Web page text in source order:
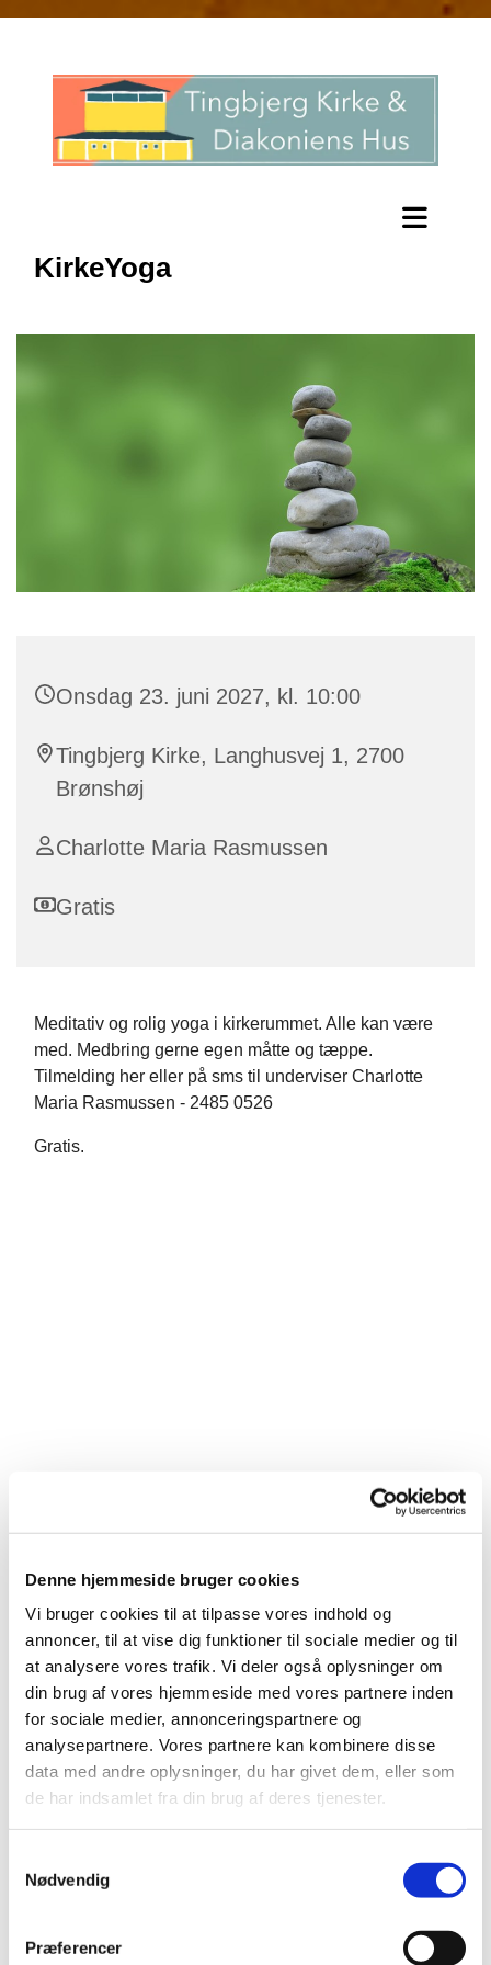
Denne hjemmeside bruger cookies
Vi bruger cookies til at tilpasse vores indhold og
annoncer, til at vise dig funktioner til sociale medier og til
at analysere vores trafik. Vi deler også oplysninger om
din brug af vores hjemmeside med vores partnere inden
for sociale medier, annonceringspartnere og
analysepartnere. Vores partnere kan kombinere disse
data med andre oplysninger, du har givet dem, eller som
de har indsamlet fra din brug af deres tjenester.
Nødvendig
Præferencer
KirkeYoga
Onsdag 23. juni 2027, kl. 10:00
Tingbjerg Kirke, Langhusvej 1, 2700
Brønshøj
Charlotte Maria Rasmussen
Gratis
Meditativ og rolig yoga i kirkerummet. Alle kan være
med. Medbring gerne egen måtte og tæppe.
Tilmelding her eller på sms til underviser Charlotte
Maria Rasmussen - 2485 0526
Gratis.